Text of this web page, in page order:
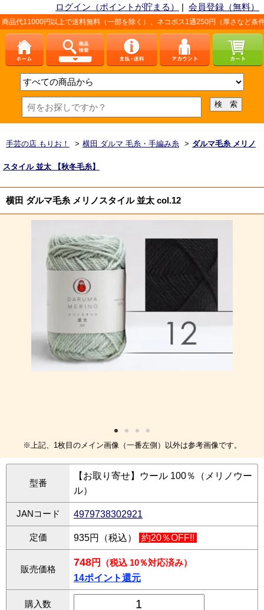
ログイン（ポイントが貯まる） | 会員登録（無料）
上で送料無料（一部を除く）、ネコポス1通250円（厚さなど条件あり）。詳
手芸の店 もりお！ > 横田 ダルマ 毛糸・手編み糸 > ダルマ毛糸 メリノ
スタイル 並太 【秋冬毛糸】
横田 ダルマ毛糸 メリノスタイル 並太 col.12
※上記、1枚目のメイン画像（一番左側）以外は参考画像です。
型番
【お取り寄せ】ウール 100％（メリノウー
ル）
JANコード 4979738302921
定価 935円（税込） 約20％OFF!!
販売価格
748円
（税込 10％対応済み）
14ポイント還元
購入数